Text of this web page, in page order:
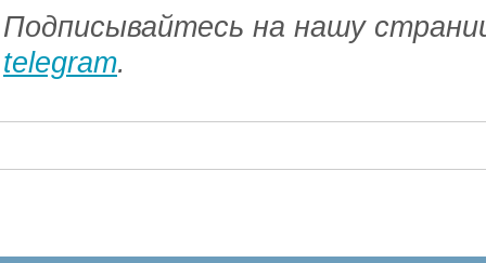
Подписывайтесь на нашу
telegram.